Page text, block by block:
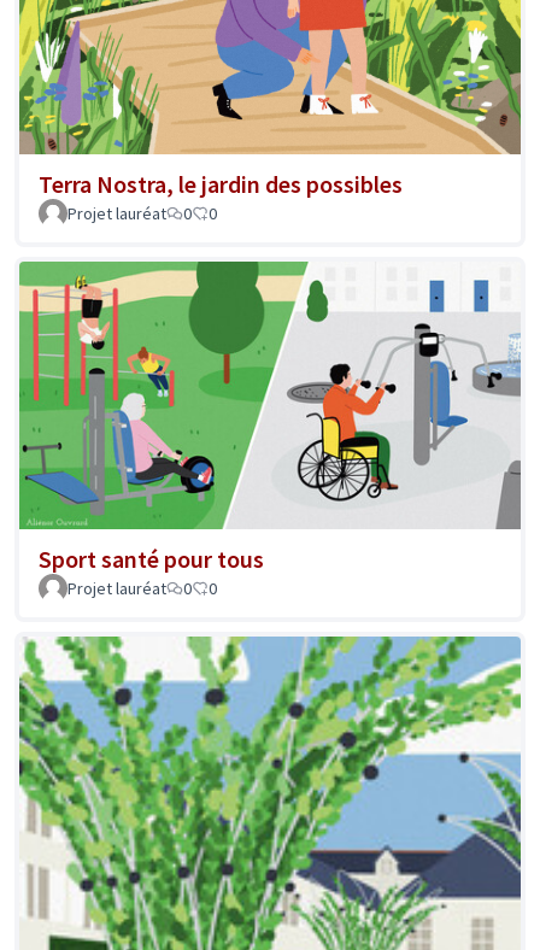
Terra Nostra, le jardin des possibles
Projet lauréat 0 0
Sport santé pour tous
Projet lauréat 0 0